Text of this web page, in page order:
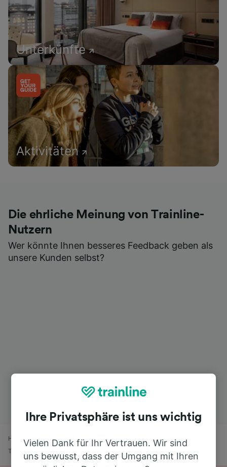
Unterkünfte
Aktivitäten
Die ehrliche Meinung von Trainline-
Nutzern
Wer könnte Ihnen besseres Feedback geben als
unsere Kunden selbst?
Home Bahnfahrplan
Mailand Malpensa Flughafen nach Roma
Termini
Ihre Privatsphäre ist uns wichtig
Vielen Dank für Ihr Vertrauen. Wir sind
uns bewusst, dass der Umgang mit Ihren